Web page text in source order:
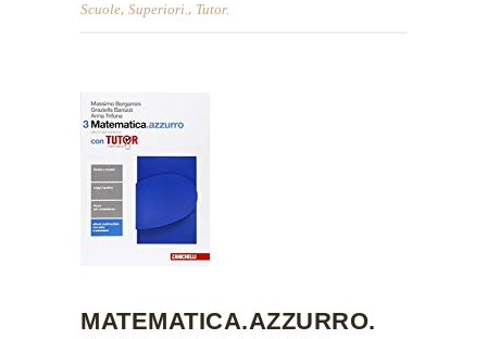
Scuole, Superiori., Tutor.
MATEMATICA.AZZURRO.